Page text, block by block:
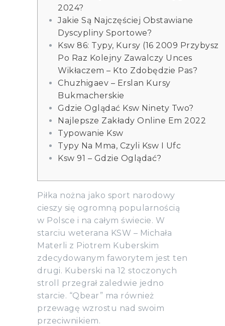
2024?
Jakie Są Najczęściej Obstawiane
Dyscypliny Sportowe?
Ksw 86: Typy, Kursy (16 2009 Przybysz
Po Raz Kolejny Zawalczy Unces
Wikłaczem – Kto Zdobędzie Pas?
Chuzhigaev – Erslan Kursy
Bukmacherskie
Gdzie Oglądać Ksw Ninety Two?
Najlepsze Zakłady Online Em 2022
Typowanie Ksw
Typy Na Mma, Czyli Ksw I Ufc
Ksw 91 – Gdzie Oglądać?
Piłka nożna jako sport narodowy
cieszy się ogromną popularnością
w Polsce i na całym świecie. W
starciu weterana KSW – Michała
Materli z Piotrem Kuberskim
zdecydowanym faworytem jest ten
drugi. Kuberski na 12 stoczonych
stroll przegrał zaledwie jedno
starcie. “Qbear” ma również
przewagę wzrostu nad swoim
przeciwnikiem.